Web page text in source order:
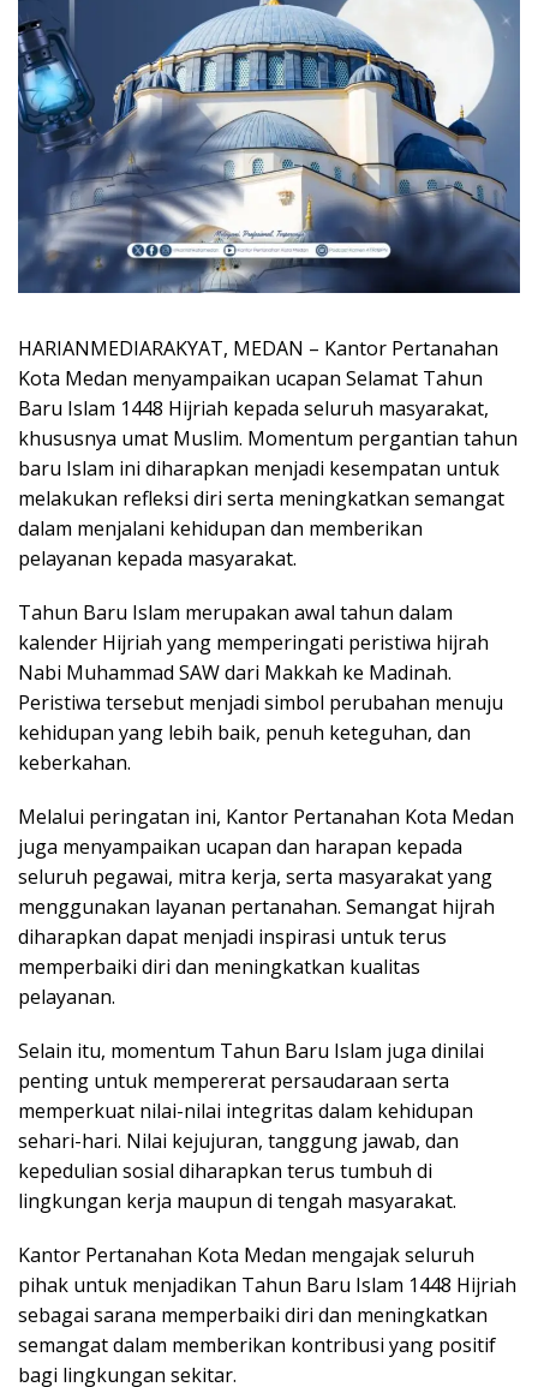
HARIANMEDIARAKYAT, MEDAN – Kantor Pertanahan
Kota Medan menyampaikan ucapan Selamat Tahun
Baru Islam 1448 Hijriah kepada seluruh masyarakat,
khususnya umat Muslim. Momentum pergantian tahun
baru Islam ini diharapkan menjadi kesempatan untuk
melakukan refleksi diri serta meningkatkan semangat
dalam menjalani kehidupan dan memberikan
pelayanan kepada masyarakat.
Tahun Baru Islam merupakan awal tahun dalam
kalender Hijriah yang memperingati peristiwa hijrah
Nabi Muhammad SAW dari Makkah ke Madinah.
Peristiwa tersebut menjadi simbol perubahan menuju
kehidupan yang lebih baik, penuh keteguhan, dan
keberkahan.
Melalui peringatan ini, Kantor Pertanahan Kota Medan
juga menyampaikan ucapan dan harapan kepada
seluruh pegawai, mitra kerja, serta masyarakat yang
menggunakan layanan pertanahan. Semangat hijrah
diharapkan dapat menjadi inspirasi untuk terus
memperbaiki diri dan meningkatkan kualitas
pelayanan.
Selain itu, momentum Tahun Baru Islam juga dinilai
penting untuk mempererat persaudaraan serta
memperkuat nilai-nilai integritas dalam kehidupan
sehari-hari. Nilai kejujuran, tanggung jawab, dan
kepedulian sosial diharapkan terus tumbuh di
lingkungan kerja maupun di tengah masyarakat.
Kantor Pertanahan Kota Medan mengajak seluruh
pihak untuk menjadikan Tahun Baru Islam 1448 Hijriah
sebagai sarana memperbaiki diri dan meningkatkan
semangat dalam memberikan kontribusi yang positif
bagi lingkungan sekitar.